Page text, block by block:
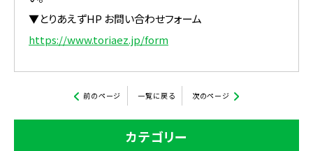
▼とりあえずHP お問い合わせフォーム
https://www.toriaez.jp/form
前のページ 一覧に戻る 次のページ
カテゴリー